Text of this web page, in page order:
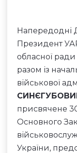
Напередодні
Президент
обласної ради
разом із
військової
присвячене
Основного
України,